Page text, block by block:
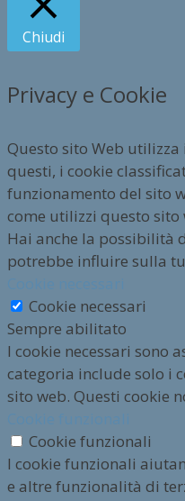
Chiudi
Privacy e Cookie
Questo sito Web
questi, i cookie
funzionamento del sito
come utilizzi questo sito
Hai anche la possibilità
potrebbe influire sulla
Cookie necessari
Sempre abilitato
I cookie necessari sono
categoria include solo i
sito web. Questi cookie
Cookie funzionali
I cookie funzionali
e altre funzionalità di